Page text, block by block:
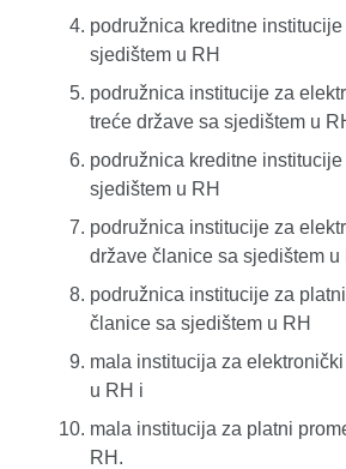
podružnica kreditne
sjedištem u RH
podružnica institucije za
treće države sa sjedištem u
podružnica kreditne
sjedištem u RH
podružnica institucije za
države članice sa sjedištem u
podružnica institucije za
članice sa sjedištem u RH
mala institucija za
u RH i
mala institucija za platni
RH.